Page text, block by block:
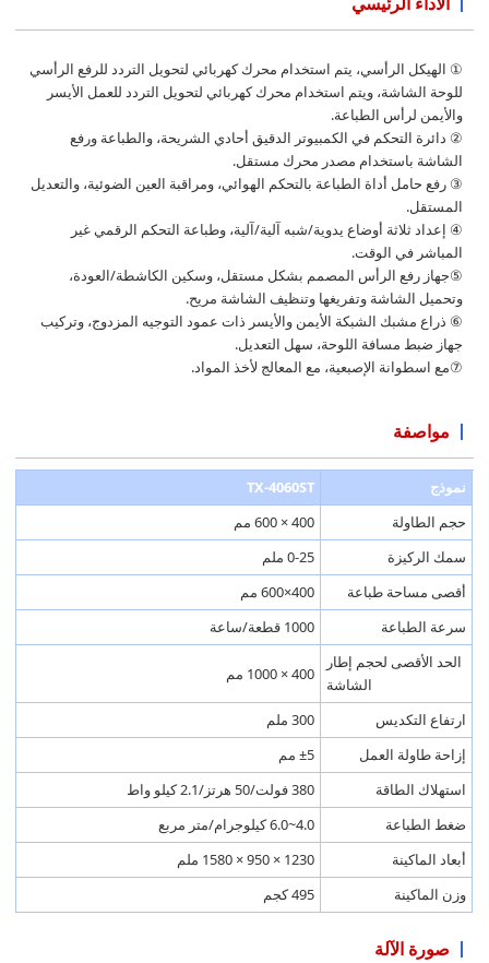
① الهيكل الرأسي، يتم استخدام محرك كهربائي لتحويل التردد للرفع الرأسي
للوحة الشاشة، ويتم استخدام محرك كهربائي لتحويل التردد للعمل الأيسر
والأيمن لرأس الطباعة.
② دائرة التحكم في الكمبيوتر الدقيق أحادي الشريحة، والطباعة ورفع
الشاشة باستخدام مصدر محرك مستقل.
③ رفع حامل أداة الطباعة بالتحكم الهوائي، ومراقبة العين الضوئية، والتعديل
المستقل.
④ إعداد ثلاثة أوضاع يدوية/شبه آلية/آلية، وطباعة التحكم الرقمي غير
المباشر في الوقت.
⑤جهاز رفع الرأس المصمم بشكل مستقل، وسكين الكاشطة/العودة،
وتحميل الشاشة وتفريغها وتنظيف الشاشة مريح.
⑥ ذراع مشبك الشبكة الأيمن والأيسر ذات عمود التوجيه المزدوج، وتركيب
جهاز ضبط مسافة اللوحة، سهل التعديل.
⑦مع اسطوانة الإصبعية، مع المعالج لأخذ المواد.
مواصفة
نموذج
TX-4060ST
حجم الطاولة
400 × 600 مم
سمك الركيزة
0-25 ملم
أقصى مساحة طباعة
400×600 مم
سرعة الطباعة
1000 قطعة/ساعة
الحد الأقصى لحجم إطار
الشاشة
400 × 1000 مم
ارتفاع التكديس
300 ملم
إزاحة طاولة العمل
±5 مم
استهلاك الطاقة
380 فولت/50 هرتز/2.1 كيلو واط
ضغط الطباعة
4.0~6.0 كيلوجرام/متر مربع
أبعاد الماكينة
1230 × 950 × 1580 ملم
وزن الماكينة
495 كجم
صورة الآلة